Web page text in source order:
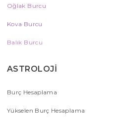
Oğlak Burcu
Kova Burcu
Balık Burcu
ASTROLOJİ
Burç Hesaplama
Yükselen Burç Hesaplama